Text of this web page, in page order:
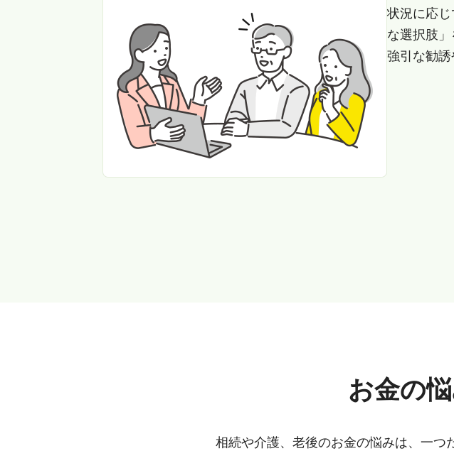
状況に応
な選択肢」
強引な勧誘
お金の
相続や介護、老後のお金の悩みは、一つ